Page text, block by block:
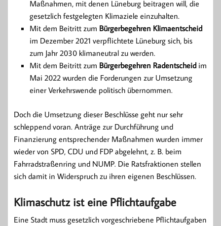
Maßnahmen, mit denen Lüneburg beitragen will, die
gesetzlich festgelegten Klimaziele einzuhalten.
Mit dem Beitritt zum Bürgerbegehren Klimaentscheid
im Dezember 2021 verpflichtete Lüneburg sich, bis
zum Jahr 2030 klimaneutral zu werden.
Mit dem Beitritt zum Bürgerbegehren Radentscheid im
Mai 2022 wurden die Forderungen zur Umsetzung
einer Verkehrswende politisch übernommen.
Doch die Umsetzung dieser Beschlüsse geht nur sehr
schleppend voran. Anträge zur Durchführung und
Finanzierung entsprechender Maßnahmen wurden immer
wieder von SPD, CDU und FDP abgelehnt, z. B. beim
Fahrradstraßenring und NUMP. Die Ratsfraktionen stellen
sich damit in Widerspruch zu ihren eigenen Beschlüssen.
Klimaschutz ist eine Pflichtaufgabe
Eine Stadt muss gesetzlich vorgeschriebene Pflichtaufgaben